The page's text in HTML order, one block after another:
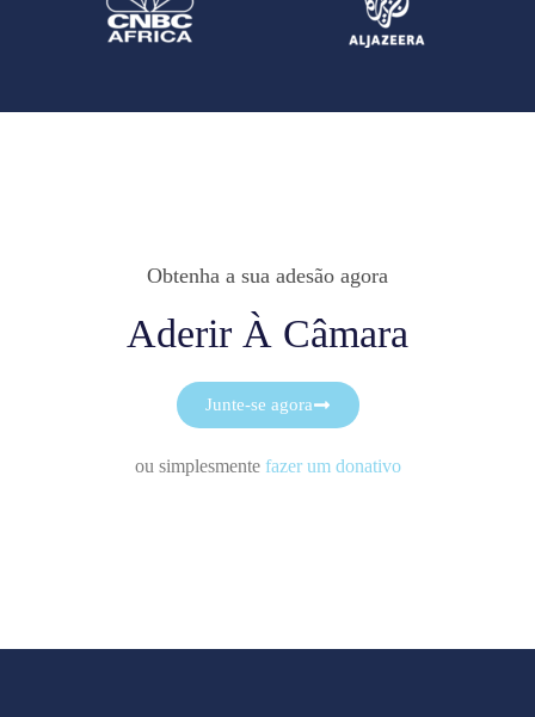
Obtenha a sua adesão agora
Aderir À Câmara
Junte-se agora
ou simplesmente fazer um donativo